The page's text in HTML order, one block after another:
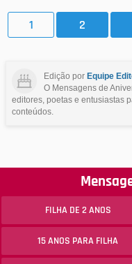
1 2
Edição por Equipe
O Mensagens de
editores, poetas e entusiastas
conteúdos.
FILHA DE 2 ANOS
15 ANOS PARA FILHA